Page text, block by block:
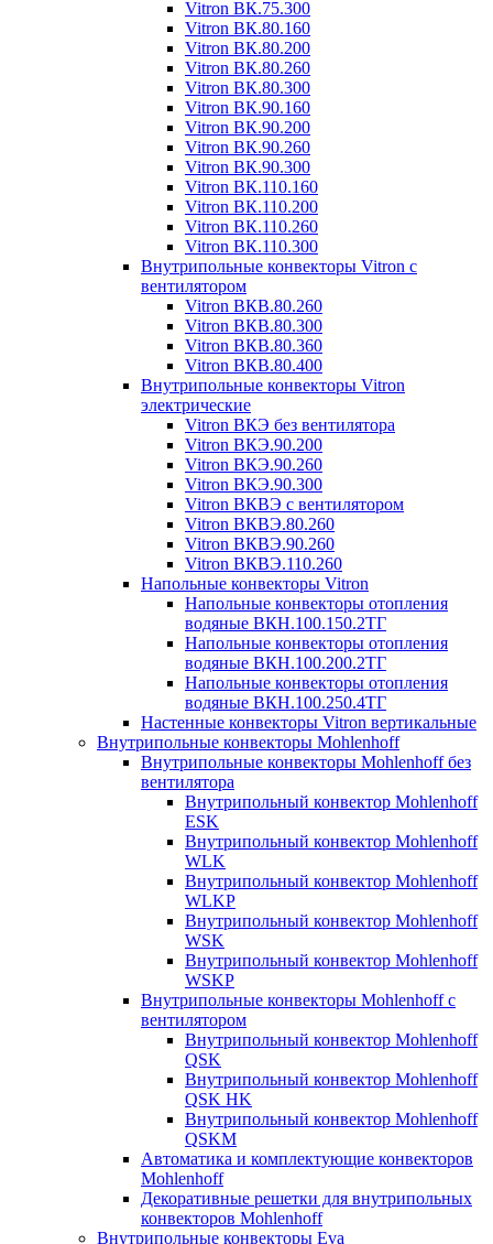
Vitron ВК.75.300
Vitron ВК.80.160
Vitron ВК.80.200
Vitron ВК.80.260
Vitron ВК.80.300
Vitron ВК.90.160
Vitron ВК.90.200
Vitron ВК.90.260
Vitron ВК.90.300
Vitron ВК.110.160
Vitron ВК.110.200
Vitron ВК.110.260
Vitron ВК.110.300
Внутрипольные конвекторы Vitron с
вентилятором
Vitron ВКВ.80.260
Vitron ВКВ.80.300
Vitron ВКВ.80.360
Vitron ВКВ.80.400
Внутрипольные конвекторы Vitron
электрические
Vitron ВКЭ без вентилятора
Vitron ВКЭ.90.200
Vitron ВКЭ.90.260
Vitron ВКЭ.90.300
Vitron ВКВЭ с вентилятором
Vitron ВКВЭ.80.260
Vitron ВКВЭ.90.260
Vitron ВКВЭ.110.260
Напольные конвекторы Vitron
Напольные конвекторы отопления
водяные ВКН.100.150.2ТГ
Напольные конвекторы отопления
водяные ВКН.100.200.2ТГ
Напольные конвекторы отопления
водяные ВКН.100.250.4ТГ
Настенные конвекторы Vitron вертикальные
Внутрипольные конвекторы Mohlenhoff
Внутрипольные конвекторы Mohlenhoff без
вентилятора
Внутрипольный конвектор Mohlenhoff
ESK
Внутрипольный конвектор Mohlenhoff
WLK
Внутрипольный конвектор Mohlenhoff
WLKP
Внутрипольный конвектор Mohlenhoff
WSK
Внутрипольный конвектор Mohlenhoff
WSKP
Внутрипольные конвекторы Mohlenhoff с
вентилятором
Внутрипольный конвектор Mohlenhoff
QSK
Внутрипольный конвектор Mohlenhoff
QSK HK
Внутрипольный конвектор Mohlenhoff
QSKM
Автоматика и комплектующие конвекторов
Mohlenhoff
Декоративные решетки для внутрипольных
конвекторов Mohlenhoff
Внутрипольные конвекторы Eva